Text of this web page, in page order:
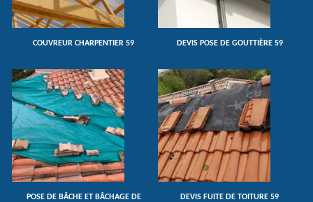
COUVREUR CHARPENTIER 59 DEVIS POSE DE GOUTTIÈRE 59
POSE DE BÂCHE ET BÂCHAGE DE
DEVIS FUITE DE TOITURE 59